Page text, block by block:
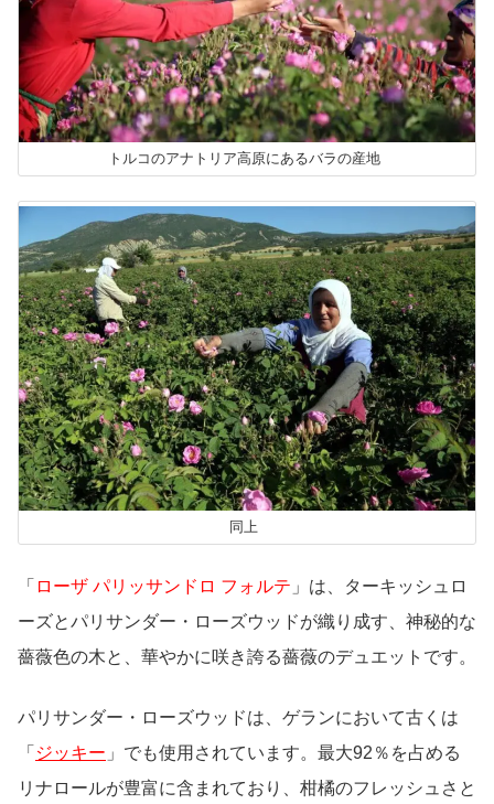
トルコのアナトリア高原にあるバラの産地
同上
「 ローザ パリッサンドロ フォルテ 」は、ターキッシュロ
ーズとパリサンダー・ローズウッドが織り成す、神秘的な
薔薇色の木と、華やかに咲き誇る薔薇のデュエットです。
パリサンダー・ローズウッドは、ゲランにおいて古くは
「 ジッキー 」でも使用されています。 最大92％を占める
リナロールが豊富に含まれており、柑橘のフレッシュさと